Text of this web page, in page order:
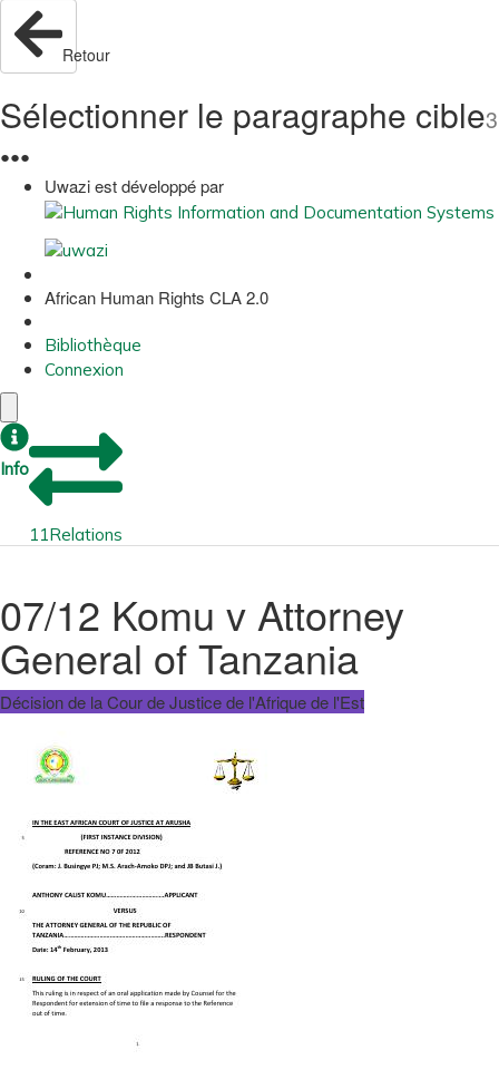
Retour
Sélectionner le paragraphe cible3
●●●
Uwazi est développé par
African Human Rights CLA 2.0
Bibliothèque
Connexion
Info
11Relations
07/12 Komu v Attorney
General of Tanzania
Décision de la Cour de Justice de l'Afrique de l'Est